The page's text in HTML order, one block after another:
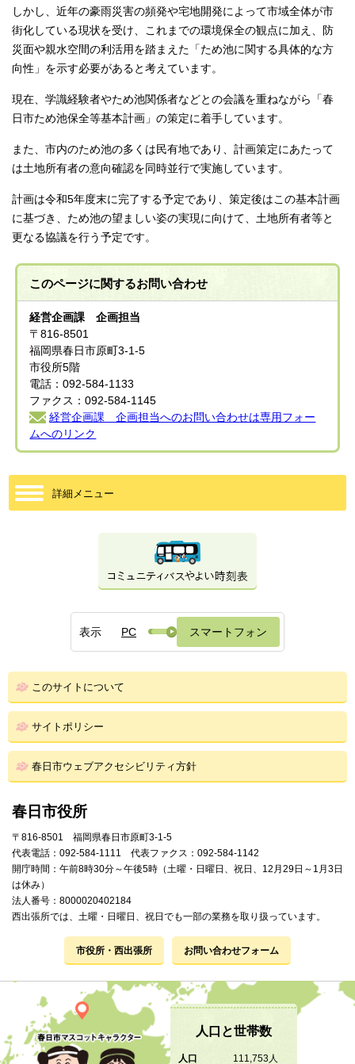
しかし、近年の豪雨災害の頻発や宅地開発によって市域全体が市
街化している現状を受け、これまでの環境保全の観点に加え、防
災面や親水空間の利活用を踏まえた「ため池に関する具体的な方
向性」を示す必要があると考えています。
現在、学識経験者やため池関係者などとの会議を重ねながら「春
日市ため池保全等基本計画」の策定に着手しています。
また、市内のため池の多くは民有地であり、計画策定にあたって
は土地所有者の意向確認を同時並行で実施しています。
計画は令和5年度末に完了する予定であり、策定後はこの基本計画
に基づき、ため池の望ましい姿の実現に向けて、土地所有者等と
更なる協議を行う予定です。
このページに関するお問い合わせ
経営企画課 企画担当
〒816-8501
福岡県春日市原町3-1-5
市役所5階
電話：092-584-1133
ファクス：092-584-1145
経営企画課 企画担当へのお問い合わせは専用フォー
ムへのリンク
詳細メニュー
表示 PC スマートフォン
このサイトについて
サイトポリシー
春日市ウェブアクセシビリティ方針
春日市役所
〒816-8501 福岡県春日市原町3-1-5
代表電話：092-584-1111 代表ファクス：092-584-1142
開庁時間：午前8時30分～午後5時（土曜・日曜日、祝日、12月29日～1月3日
は休み）
法人番号：8000020402184
西出張所では、土曜・日曜日、祝日でも一部の業務を取り扱っています。
市役所・西出張所 お問い合わせフォーム
人口と世帯数
人口 111,753人